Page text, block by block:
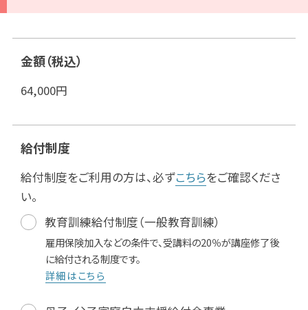
金額（税込）
64,000円
給付制度
給付制度をご利用の方は、必ずこちらをご確認くださ
い。
教育訓練給付制度（一般教育訓練）
雇用保険加入などの条件で、受講料の20％が講座修了後
に給付される制度です。
詳細はこちら